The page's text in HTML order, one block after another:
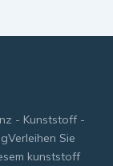
- Kunststoff -
Sie
kunststoff